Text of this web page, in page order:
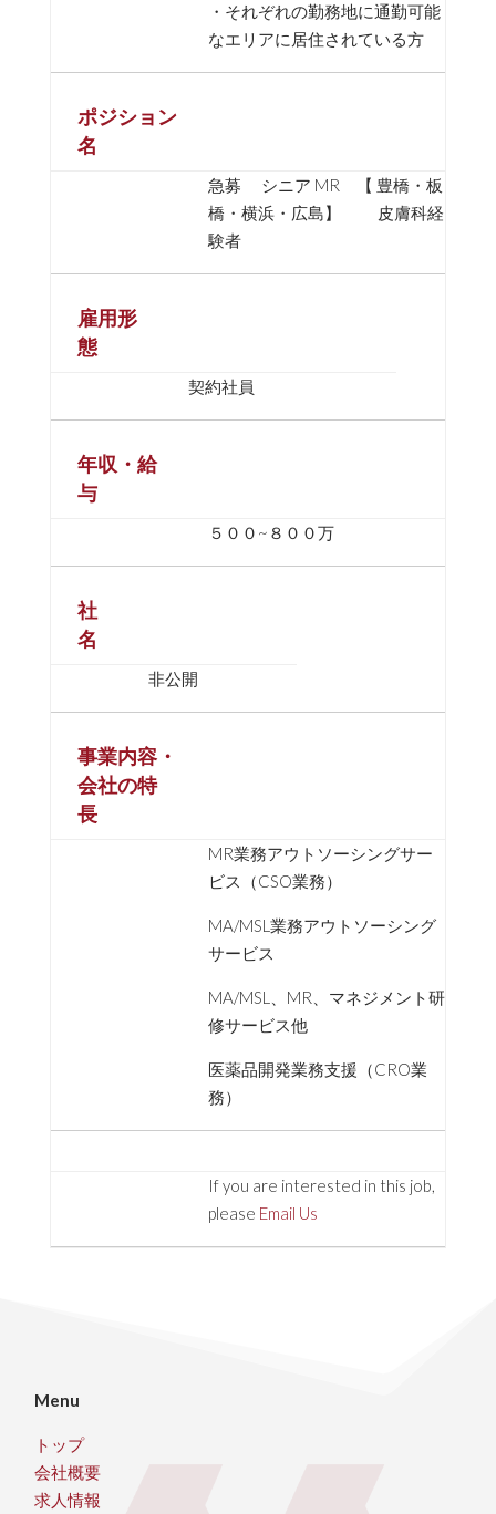
・それぞれの勤務地に通勤可能
なエリアに居住されている方
ポジション
名
急募 シニア MR 【 豊橋・板
橋・横浜・広島】 皮膚科経
験者
雇用形
態
契約社員
年収・給
与
５００~８００万
社
名
非公開
事業内容・
会社の特
長
MR業務アウトソーシングサー
ビス（CSO業務）
MA/MSL業務アウトソーシング
サービス
MA/MSL、MR、マネジメント研
修サービス他
医薬品開発業務支援（CRO業
務）
If you are interested in this job,
please Email Us
Menu
トップ
会社概要
求人情報